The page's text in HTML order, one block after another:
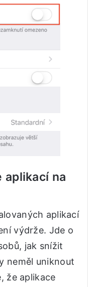
aplikací na
aplikací
výdrže. Jde o
jak snížit
neměl uniknout
že aplikace